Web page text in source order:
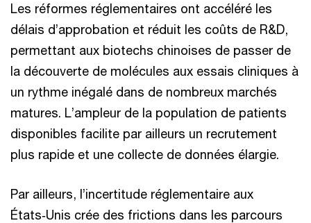
Les réformes réglementaires ont accéléré les
délais d’approbation et réduit les coûts de R&D,
permettant aux biotechs chinoises de passer de
la découverte de molécules aux essais cliniques à
un rythme inégalé dans de nombreux marchés
matures. L’ampleur de la population de patients
disponibles facilite par ailleurs un recrutement
plus rapide et une collecte de données élargie.
Par ailleurs, l’incertitude réglementaire aux
États‑Unis crée des frictions dans les parcours